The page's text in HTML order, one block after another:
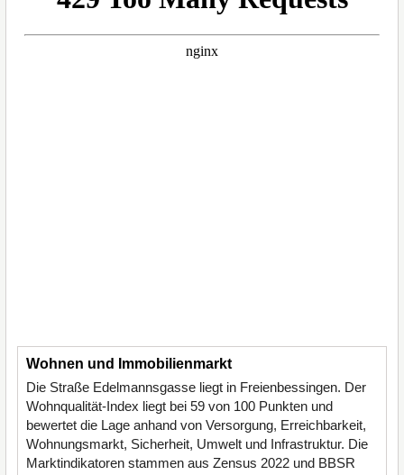
Wohnen und Immobilienmarkt
Die Straße Edelmannsgasse liegt in Freienbessingen. Der
Wohnqualität-Index liegt bei 59 von 100 Punkten und
bewertet die Lage anhand von Versorgung, Erreichbarkeit,
Wohnungsmarkt, Sicherheit, Umwelt und Infrastruktur. Die
Marktindikatoren stammen aus Zensus 2022 und BBSR